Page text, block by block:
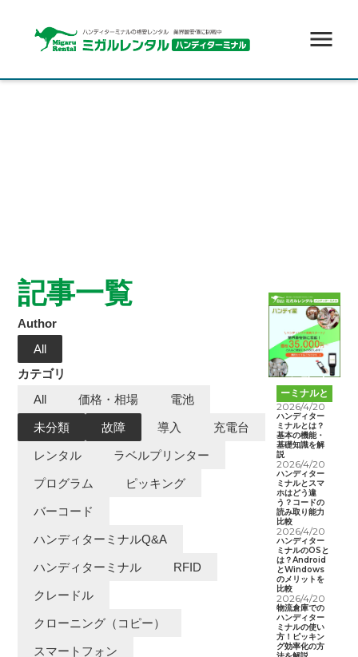
記事一覧
Author
All
カテゴリ
All
価格・相場 電池
未分類 故障 導入 充電台
レンタル ラベルプリンター
プログラム ピッキング
バーコード
ハンディターミナルQ&A
ハンディターミナル RFID
クレードル
クローニング（コピー）
スマートフォン
ハンディタ
ーミナルと
は
2026/4/20
ハンディター
ミナルとは？
基本の機能・
基礎知識を解
説
2026/4/20
ハンディター
ミナルとスマ
ホはどう違
う？コードの
読み取り能力
比較
2026/4/20
ハンディター
ミナルのOSと
は？Android
とWindows
のメリットを
比較
2026/4/20
物流倉庫での
ハンディター
ミナルの使い
方！ピッキン
グ効率化の方
menu